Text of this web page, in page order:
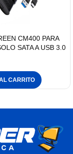
CM400 PARA
SATA A USB 3.0
CARRITO